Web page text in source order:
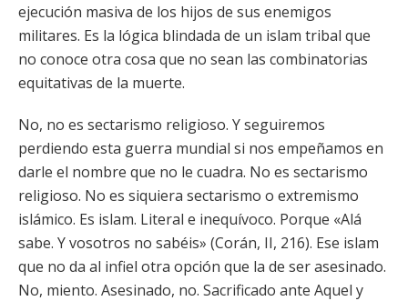
ejecución masiva de los hijos de sus enemigos
militares. Es la lógica blindada de un islam tribal que
no conoce otra cosa que no sean las combinatorias
equitativas de la muerte.
No, no es sectarismo religioso. Y seguiremos
perdiendo esta guerra mundial si nos empeñamos en
darle el nombre que no le cuadra. No es sectarismo
religioso. No es siquiera sectarismo o extremismo
islámico. Es islam. Literal e inequívoco. Porque «Alá
sabe. Y vosotros no sabéis» (Corán, II, 216). Ese islam
que no da al infiel otra opción que la de ser asesinado.
No, miento. Asesinado, no. Sacrificado ante Aquel y